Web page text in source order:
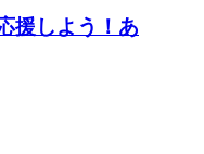
援しよう！あ